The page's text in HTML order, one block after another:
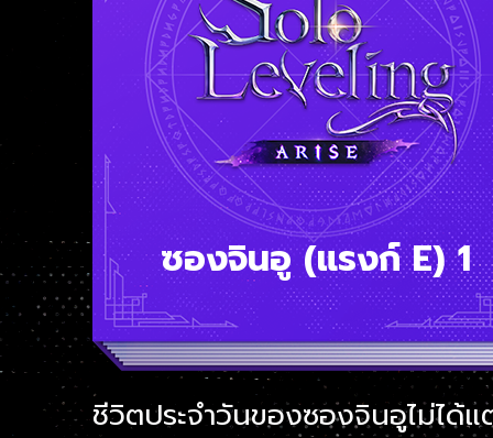
ซองจินอู (แรงก์ E) 1
ชีวิตประจำวันของซองจินอูไม่ได้แ